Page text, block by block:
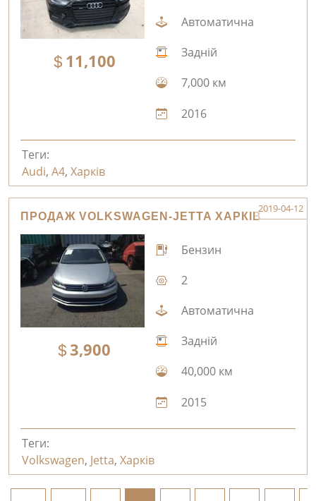
11,100
Автоматична
Задній
7,000 км
2016
Теги:
Audi, A4, Харків
ПРОДАЖ VOLKSWAGEN-JETTA ХАРКІВ
2019-04-12
3,900
Бензин
2
Автоматична
Задній
40,000 км
2015
Теги:
Volkswagen, Jetta, Харків